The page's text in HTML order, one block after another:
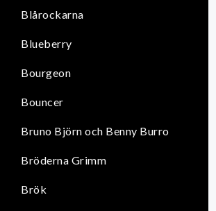
Blårockarna
Blueberry
Bourgeon
Bouncer
Bruno Björn och Benny Burro
Bröderna Grimm
Brök